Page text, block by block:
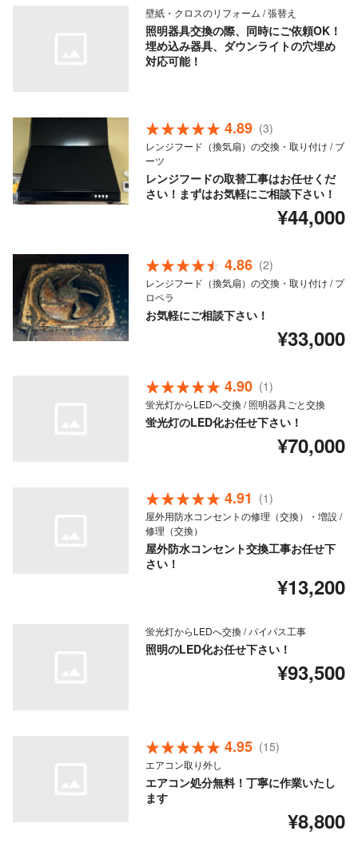
壁紙・クロスのリフォーム / 張替え
照明器具交換の際、同時にご依頼OK！
埋め込み器具、ダウンライトの穴埋め
対応可能！
4.89 (3)
レンジフード（換気扇）の交換・取り付け / ブ
ーツ
レンジフードの取替工事はお任せくだ
さい！まずはお気軽にご相談下さい！
¥44,000
4.86 (2)
レンジフード（換気扇）の交換・取り付け / プ
ロペラ
お気軽にご相談下さい！
¥33,000
4.90 (1)
蛍光灯からLEDへ交換 / 照明器具ごと交換
蛍光灯のLED化お任せ下さい！
¥70,000
4.91 (1)
屋外用防水コンセントの修理（交換）・増設 /
修理（交換）
屋外防水コンセント交換工事お任せ下
さい！
¥13,200
蛍光灯からLEDへ交換 / バイパス工事
照明のLED化お任せ下さい！
¥93,500
4.95 (15)
エアコン取り外し
エアコン処分無料！丁寧に作業いたし
ます
¥8,800